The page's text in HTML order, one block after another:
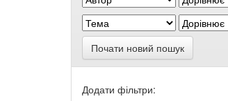
Почати новий пошук
Додати фільтри: